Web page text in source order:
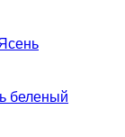
беленый